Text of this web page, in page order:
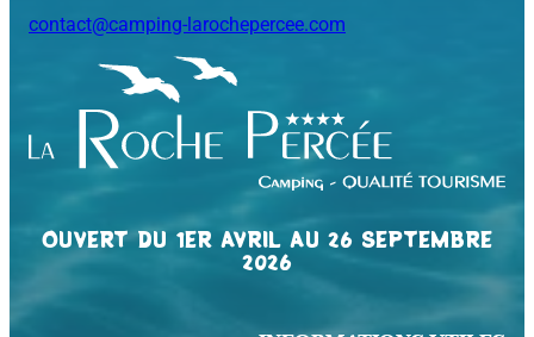
contact@camping-larochepercee.com
OUVERT DU 1ER AVRIL AU 26 SEPTEMBRE
2026